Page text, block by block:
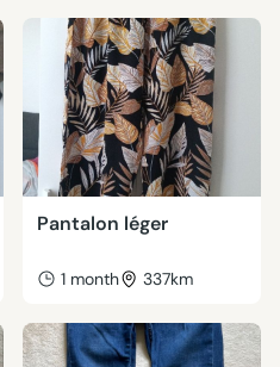
Pantalon léger
1 month 337km